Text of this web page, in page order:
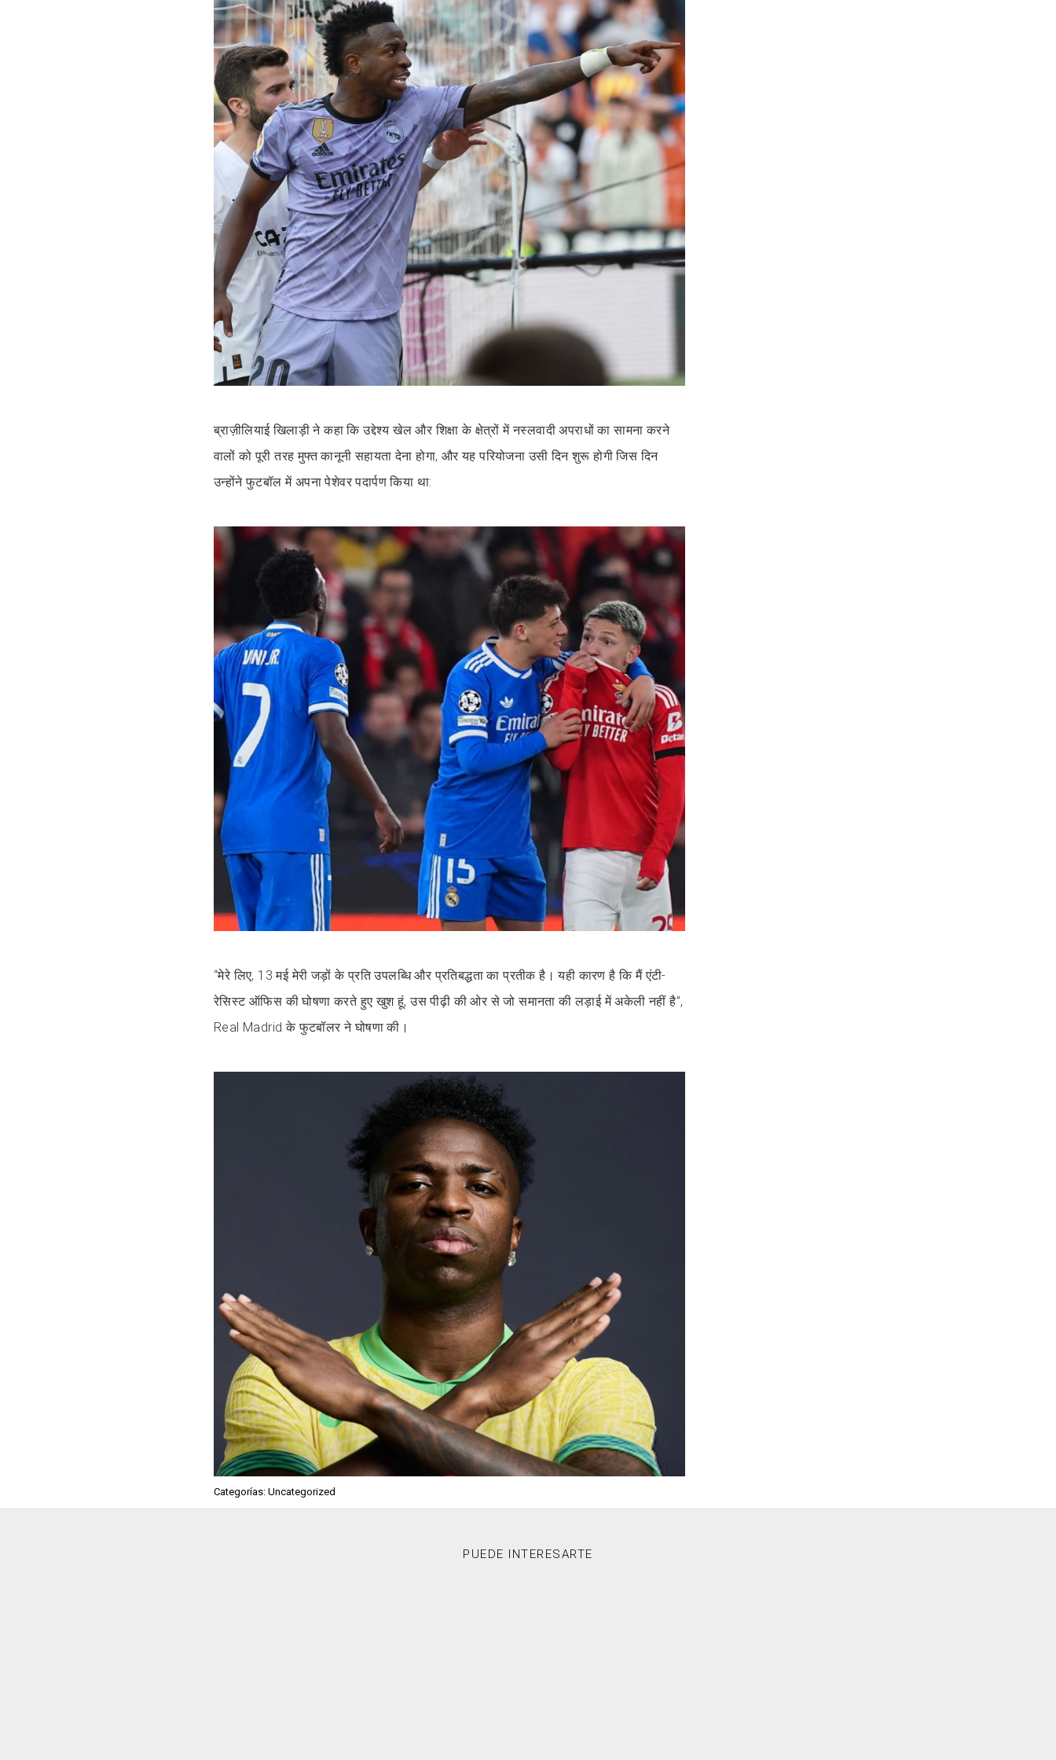
ब्राज़ीलियाई खिलाड़ी ने कहा कि उद्देश्य खेल और शिक्षा के क्षेत्रों में नस्लवादी अपराधों का सामना करने
वालों को पूरी तरह मुफ्त कानूनी सहायता देना होगा, और यह परियोजना उसी दिन शुरू होगी जिस दिन
उन्होंने फुटबॉल में अपना पेशेवर पदार्पण किया था:
“मेरे लिए, 13 मई मेरी जड़ों के प्रति उपलब्धि और प्रतिबद्धता का प्रतीक है। यही कारण है कि मैं एंटी-
रेसिस्ट ऑफिस की घोषणा करते हुए खुश हूं, उस पीढ़ी की ओर से जो समानता की लड़ाई में अकेली नहीं है”,
Real Madrid के फुटबॉलर ने घोषणा की।
Categorías: Uncategorized
PUEDE INTERESARTE